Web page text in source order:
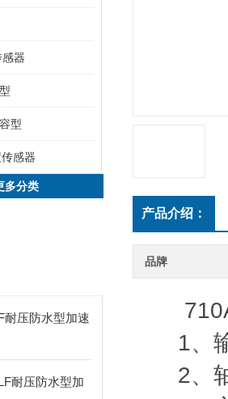
器
型
感器
多分类
耐压防水型加速
耐压防水型加
产品介绍：
品牌
710A-
1、输
2、轴